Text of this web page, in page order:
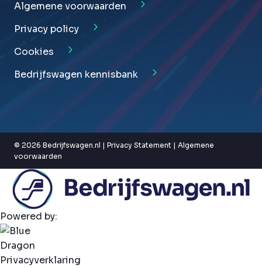
Algemene voorwaarden
Privacy policy
Cookies
Bedrijfswagen kennisbank
© 2026 Bedrijfswagen.nl | Privacy Statement | Algemene
voorwaarden
Powered by:
Privacyverklaring